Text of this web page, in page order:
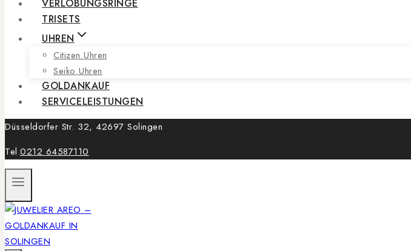
VERLOBUNGSRINGE
TRISETS
UHREN
Citizen Uhren
Seiko Uhren
GOLDANKAUF
SERVICELEISTUNGEN
Düsseldorfer Str. 32, 42697 Solingen
Tel.0212 64587110